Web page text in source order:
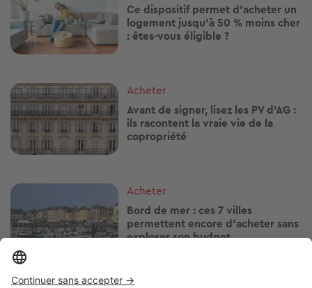
Ce dispositif permet d'acheter un
logement jusqu'à 50 % moins cher
: êtes-vous éligible ?
Image
Acheter
Avant de signer, lisez les PV d'AG :
ils racontent la vraie vie de la
copropriété
Image
Acheter
Bord de mer : ces 7 villes
permettent encore d'acheter sans
exploser son budget